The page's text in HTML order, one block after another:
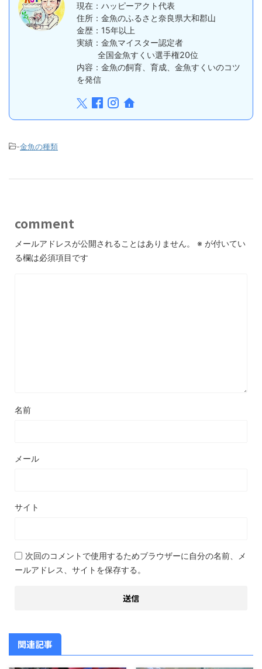
現在：ハッピーアクト代表
住所：金魚のふるさと奈良県大和郡山
金歴：15年以上
実績：金魚マイスター認定者
全国金魚すくい選手権20位
内容：金魚の飼育、育成、金魚すくいのコツ
を発信
-金魚の種類
comment
メールアドレスが公開されることはありません。 ※ が付いてい
る欄は必須項目です
名前
メール
サイト
次回のコメントで使用するためブラウザーに自分の名前、メ
ールアドレス、サイトを保存する。
関連記事